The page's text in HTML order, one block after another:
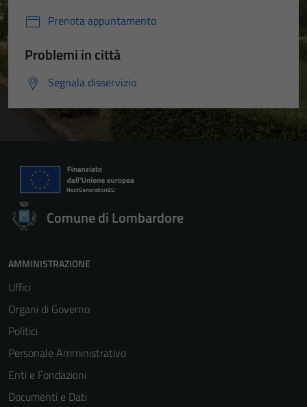
Prenota appuntamento
Problemi in città
Segnala disservizio
Comune di Lombardore
AMMINISTRAZIONE
Uffici
Organi di Governo
Politici
Personale Amministrativo
Enti e Fondazioni
Documenti e Dati